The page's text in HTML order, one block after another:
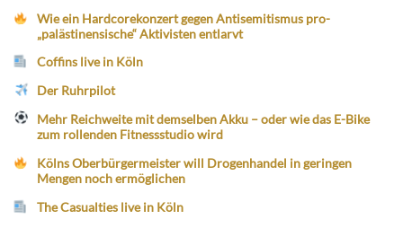
Wie ein Hardcorekonzert gegen Antisemitismus pro-
„palästinensische“ Aktivisten entlarvt
Coffins live in Köln
Der Ruhrpilot
Mehr Reichweite mit demselben Akku – oder wie das E-Bike
zum rollenden Fitnessstudio wird
Kölns Oberbürgermeister will Drogenhandel in geringen
Mengen noch ermöglichen
The Casualties live in Köln